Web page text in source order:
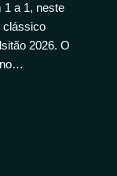
1 a 1, neste
clássico
2026. O